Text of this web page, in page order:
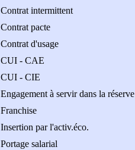
Contrat intermittent
Contrat pacte
Contrat d'usage
CUI - CAE
CUI - CIE
Engagement à servir dans la réserve
Franchise
Insertion par l'activ.éco.
Portage salarial